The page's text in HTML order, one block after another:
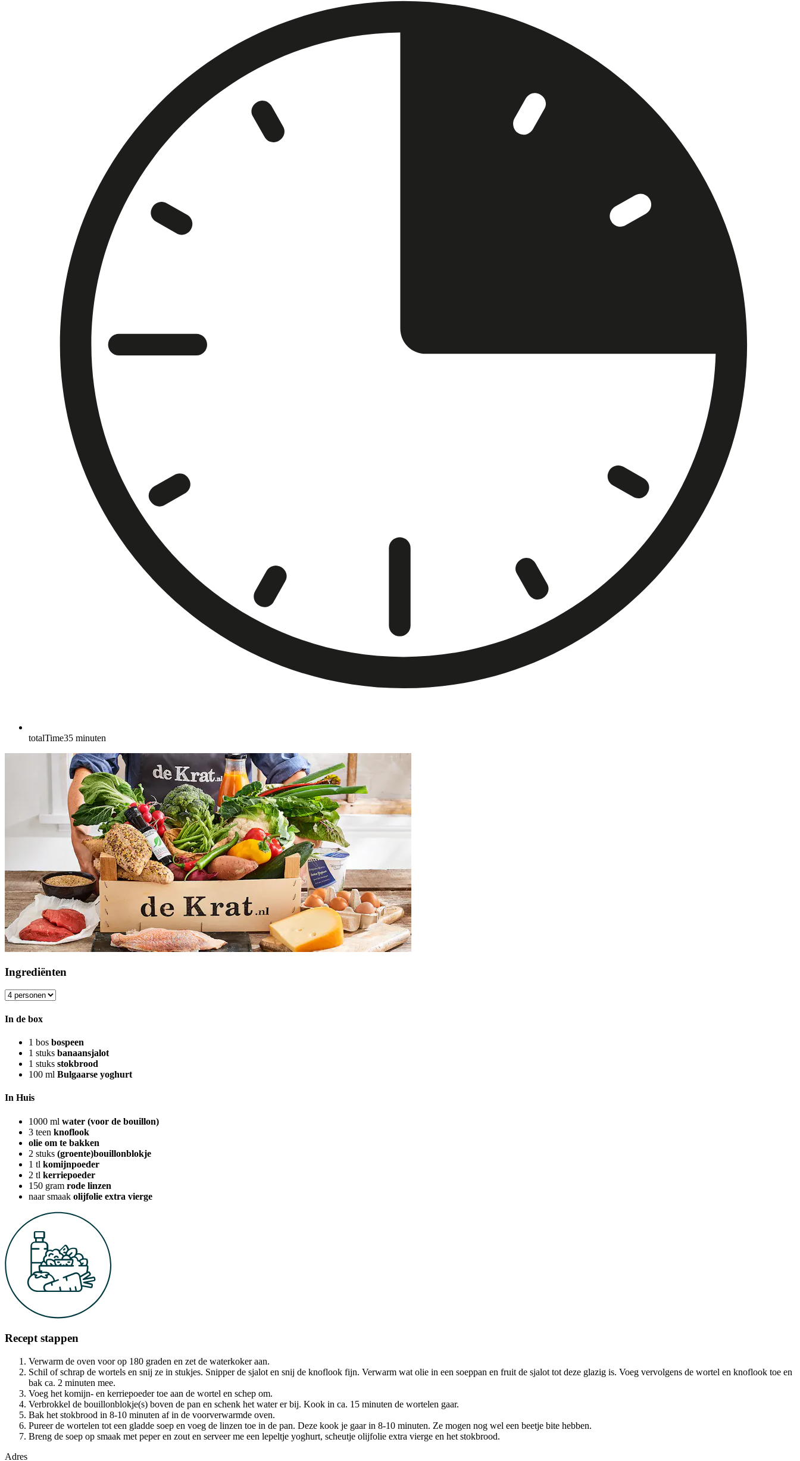
totalTime35 minuten
Ingrediënten
In de box
1 bos bospeen
1 stuks banaansjalot
1 stuks stokbrood
100 ml Bulgaarse yoghurt
In Huis
1000 ml water (voor de bouillon)
3 teen knoflook
olie om te bakken
2 stuks (groente)bouillonblokje
1 tl komijnpoeder
2 tl kerriepoeder
150 gram rode linzen
naar smaak olijfolie extra vierge
Recept stappen
Verwarm de oven voor op 180 graden en zet de waterkoker aan.
Schil of schrap de wortels en snij ze in stukjes. Snipper de sjalot en snij de knoflook fijn. Verwarm wat olie in een soeppan en fruit de sjalot tot deze glazig is. Voeg vervolgens de wortel en knoflook toe en
bak ca. 2 minuten mee.
Voeg het komijn- en kerriepoeder toe aan de wortel en schep om.
Verbrokkel de bouillonblokje(s) boven de pan en schenk het water er bij. Kook in ca. 15 minuten de wortelen gaar.
Bak het stokbrood in 8-10 minuten af in de voorverwarmde oven.
Pureer de wortelen tot een gladde soep en voeg de linzen toe in de pan. Deze kook je gaar in 8-10 minuten. Ze mogen nog wel een beetje bite hebben.
Breng de soep op smaak met peper en zout en serveer me een lepeltje yoghurt, scheutje olijfolie extra vierge en het stokbrood.
Adres